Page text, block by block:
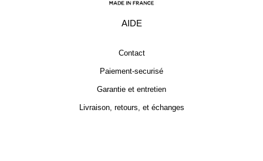
AIDE
Contact
Paiement-securisé
Garantie et entretien
Livraison, retours, et échanges